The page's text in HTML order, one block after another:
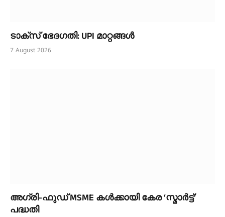
ടാക്സ് ഭേദഗതി: UPI മാറ്റങ്ങൾ
7 August 2026
അഗ്രി-ഫുഡ് MSME കൾക്കായി കേര ‘സ്മാര്‍ട്ട്’
പദ്ധതി